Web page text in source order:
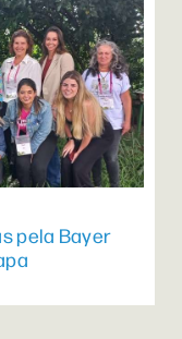
pela Bayer